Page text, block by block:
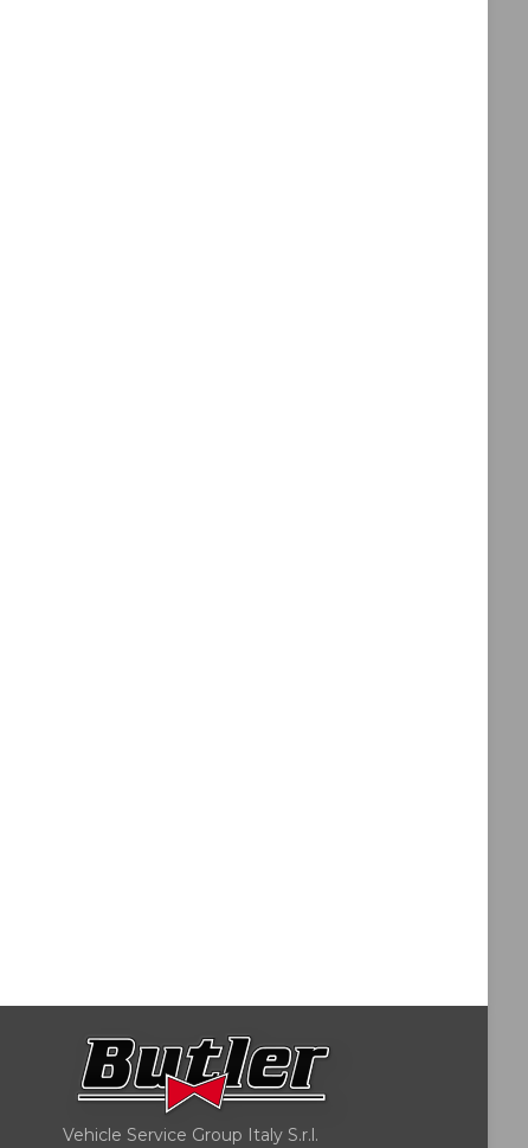
Vehicle Service Group Italy S.r.l.